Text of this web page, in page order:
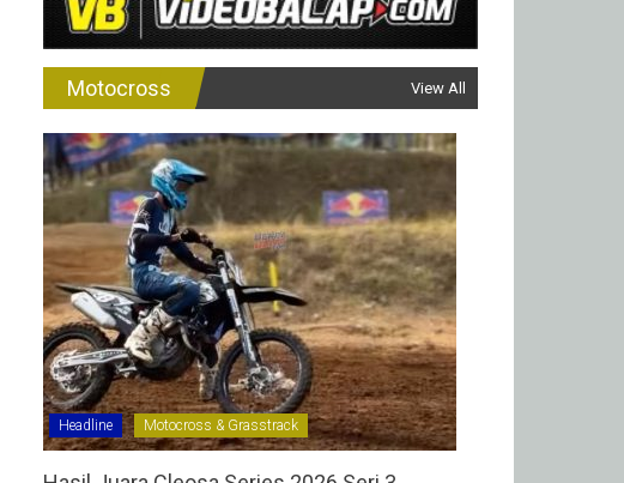
Motocross View All
Headline Motocross & Grasstrack